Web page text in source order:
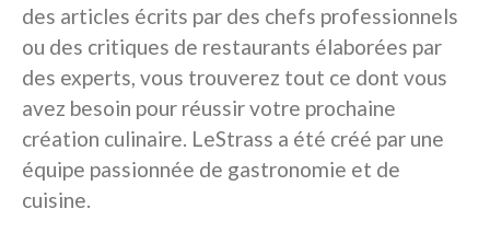
des articles écrits par des chefs professionnels
ou des critiques de restaurants élaborées par
des experts, vous trouverez tout ce dont vous
avez besoin pour réussir votre prochaine
création culinaire. LeStrass a été créé par une
équipe passionnée de gastronomie et de
cuisine.